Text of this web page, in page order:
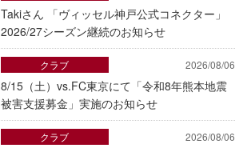
Takiさん 「ヴィッセル神戸公式コネクター」
2026/27シーズン継続のお知らせ
2026/08/06
8/15（土）vs.FC東京にて「令和8年熊本地震
被害支援募金」実施のお知らせ
クラブ
2026/08/06
クラブ